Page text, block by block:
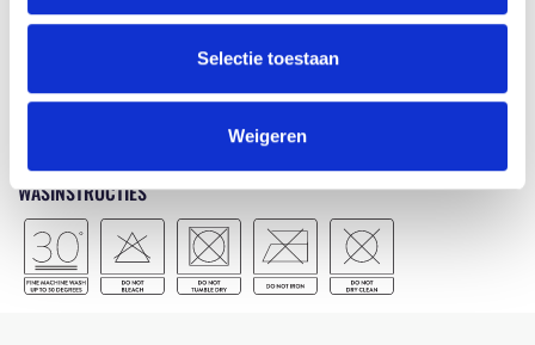
Selectie toestaan
Weigeren
WASINSTRUCTIES